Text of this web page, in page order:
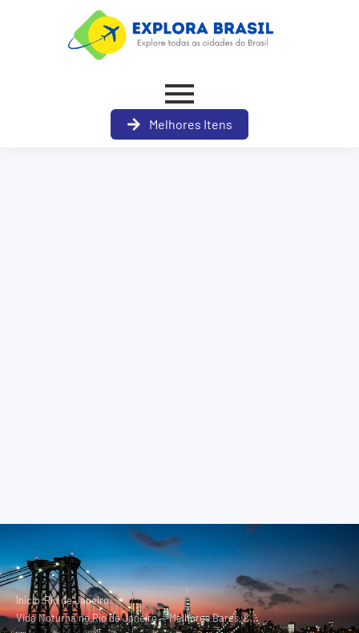
Melhores Itens
Início›Rio de Janeiro›
Vida Noturna no Rio de Janeiro — Melhores Bares, C…